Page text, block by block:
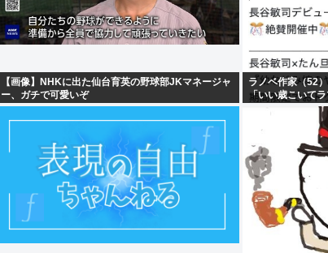
【画像】NHKに出た仙台育英の野球部JKマネージャ
ー、ガチで可愛いぞ
ラノベ作家（52
「いい歳こいて